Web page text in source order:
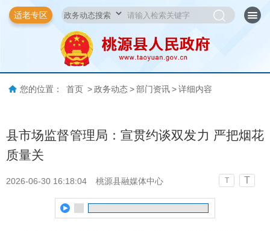
适老专区
您的位置： 首页 > 政务动态 > 部门资讯 > 详细内容
县市场监督管理局：宣贯约谈双发力 严把烟花
质量关
2026-06-30 16:18:04 桃源县融媒体中心 T T